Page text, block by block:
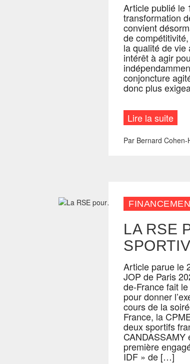
Article publié le
transformation
convient
de
la qualité de vie
intérêt à agir
conjoncture
donc plus
Lire la suite
Par Bernard Cohen-
LA RSE
Article parue le
JOP de Paris
de-France fait
pour donner
cours de la
France, la
deux sportifs
première
IDF » de […]